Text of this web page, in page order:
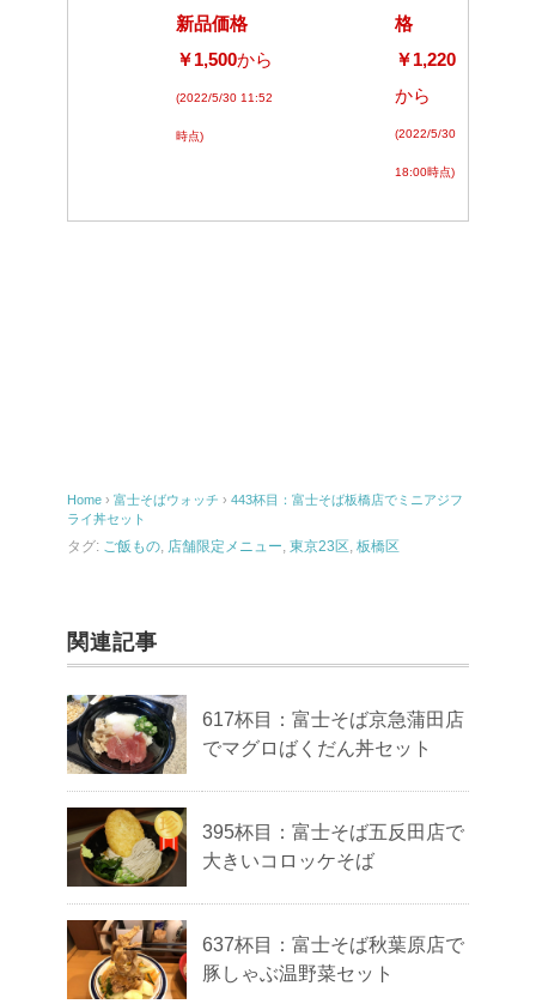
新品価格
￥1,500から
(2022/5/30 11:52
時点)
格
￥1,220
から
(2022/5/30
18:00時点)
Home › 富士そばウォッチ › 443杯目：富士そば板橋店でミニアジフ
ライ丼セット
タグ: ご飯もの 店舗限定メニュー 東京23区 板橋区
関連記事
617杯目：富士そば京急蒲田店
でマグロばくだん丼セット
395杯目：富士そば五反田店で
大きいコロッケそば
637杯目：富士そば秋葉原店で
豚しゃぶ温野菜セット